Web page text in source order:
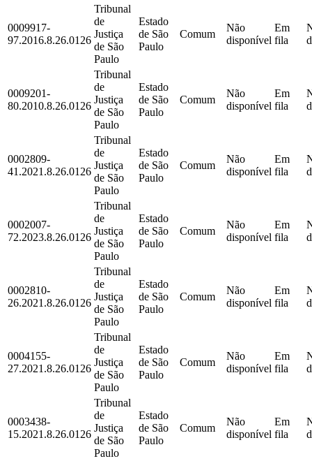
0009917-
97.2016.8.26.0126
Tribunal
de
Justiça
de São
Paulo
Estado
de São
Paulo
Comum
Não
disponível
Em
fila
0009201-
80.2010.8.26.0126
Tribunal
de
Justiça
de São
Paulo
Estado
de São
Paulo
Comum
Não
disponível
Em
fila
0002809-
41.2021.8.26.0126
Tribunal
de
Justiça
de São
Paulo
Estado
de São
Paulo
Comum
Não
disponível
Em
fila
0002007-
72.2023.8.26.0126
Tribunal
de
Justiça
de São
Paulo
Estado
de São
Paulo
Comum
Não
disponível
Em
fila
0002810-
26.2021.8.26.0126
Tribunal
de
Justiça
de São
Paulo
Estado
de São
Paulo
Comum
Não
disponível
Em
fila
0004155-
27.2021.8.26.0126
Tribunal
de
Justiça
de São
Paulo
Estado
de São
Paulo
Comum
Não
disponível
Em
fila
0003438-
15.2021.8.26.0126
Tribunal
de
Justiça
de São
Paulo
Estado
de São
Paulo
Comum
Não
disponível
Em
fila